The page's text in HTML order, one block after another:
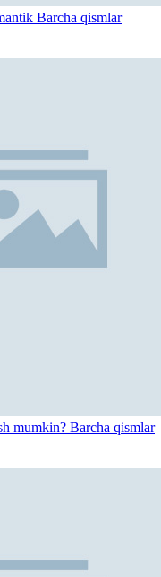
Barcha qismlar
mumkin? Barcha qismlar